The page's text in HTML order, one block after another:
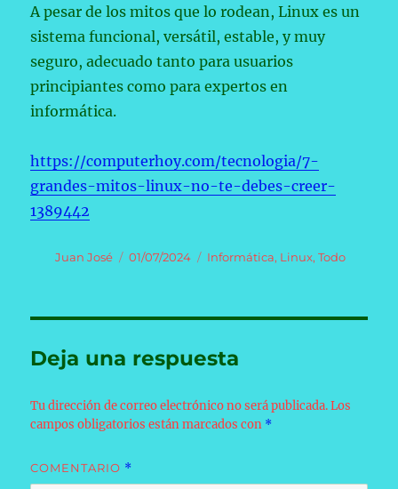
A pesar de los mitos que lo rodean, Linux es un
sistema funcional, versátil, estable, y muy
seguro, adecuado tanto para usuarios
principiantes como para expertos en
informática.
https://computerhoy.com/tecnologia/7-
grandes-mitos-linux-no-te-debes-creer-
1389442
Autor
Juan José
Publicado
01/07/2024 Categorías
Informática, Linux,Todo
Deja una respuesta
Tu dirección de correo electrónico no será publicada. Los
campos obligatorios están marcados con *
COMENTARIO *